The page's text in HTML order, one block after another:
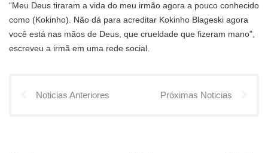
“Meu Deus tiraram a vida do meu irmão agora a pouco conhecido
como (Kokinho). Não dá para acreditar Kokinho Blageski agora
você está nas mãos de Deus, que crueldade que fizeram mano”,
escreveu a irmã em uma rede social.
Noticias Anteriores Próximas Noticias